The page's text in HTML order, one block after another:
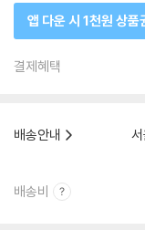
앱 다운 시 1천원 상품
결제혜택
배송안내
배송비